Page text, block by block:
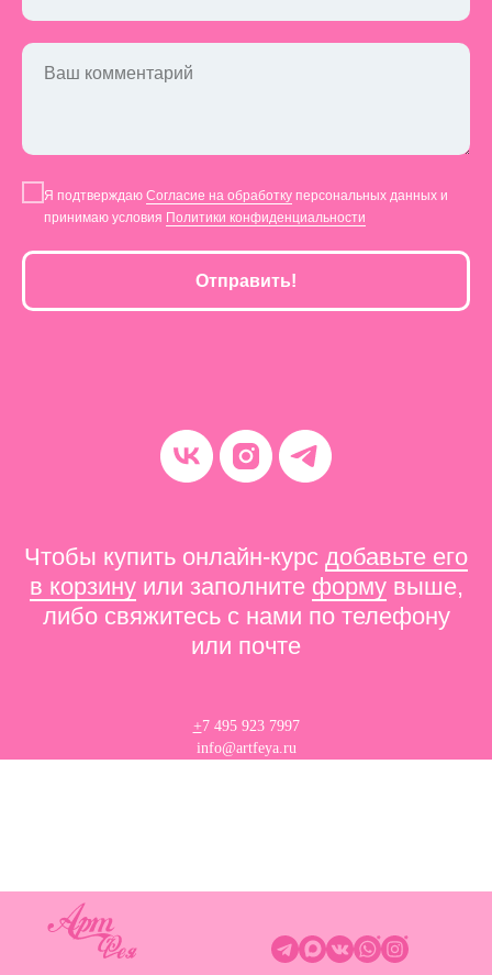
Ваш комментарий
Я подтверждаю Согласие на обработку персональных данных и
принимаю условия Политики конфиденциальности
Отправить!
Чтобы купить онлайн-курс добавьте его
в корзинуили заполните формувыше,
либо свяжитесь с нами по телефону
или почте
+7 495 923 7997
info@artfeya.ru